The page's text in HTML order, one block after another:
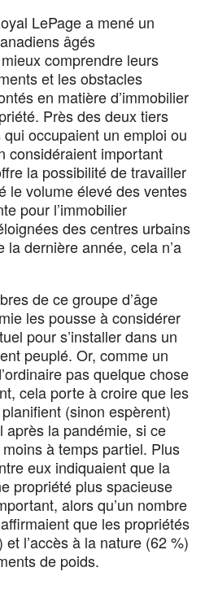
LePage a mené un
âgés
comprendre leurs
et les obstacles
en matière d’immobilier
Près des deux tiers
occupaient un emploi ou
considéraient important
la possibilité de travailler
le volume élevé des ventes
pour l’immobilier
des centres urbains
dernière année, cela n’a
de ce groupe d’âge
les pousse à considérer
pour s’installer dans un
peuplé. Or, comme un
pas quelque chose
cela porte à croire que les
(sinon espèrent)
après la pandémie, si ce
à temps partiel. Plus
eux indiquaient que la
propriété plus spacieuse
alors qu’un nombre
que les propriétés
l’accès à la nature (62 %)
de poids.